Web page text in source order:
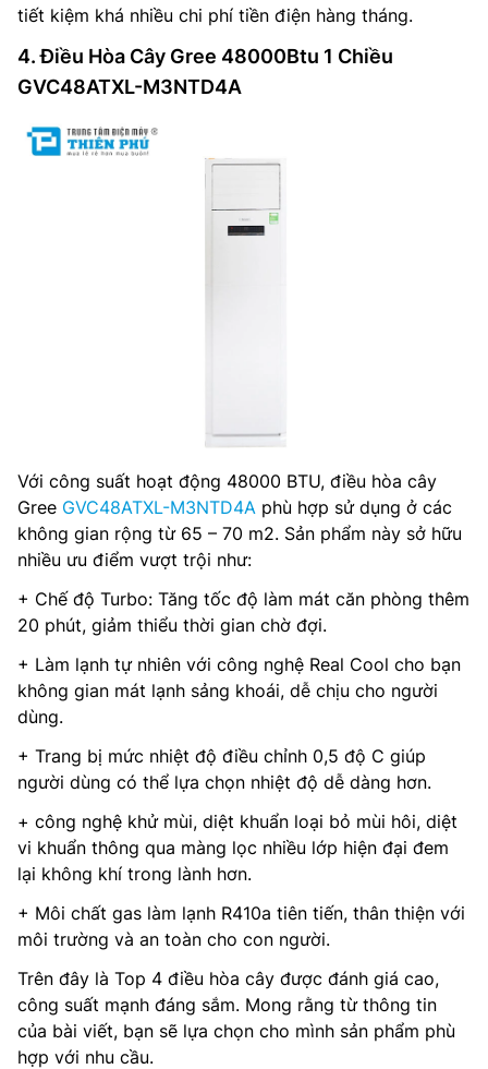
tiết kiệm khá nhiều chi phí tiền điện hàng tháng.
4. Điều Hòa Cây Gree 48000Btu 1 Chiều
GVC48ATXL-M3NTD4A
Với công suất hoạt động 48000 BTU, điều hòa cây
Gree GVC48ATXL-M3NTD4A phù hợp sử dụng ở các
không gian rộng từ 65 – 70 m2. Sản phẩm này sở hữu
nhiều ưu điểm vượt trội như:
+ Chế độ Turbo: Tăng tốc độ làm mát căn phòng thêm
20 phút, giảm thiểu thời gian chờ đợi.
+ Làm lạnh tự nhiên với công nghệ Real Cool cho bạn
không gian mát lạnh sảng khoái, dễ chịu cho người
dùng.
+ Trang bị mức nhiệt độ điều chỉnh 0,5 độ C giúp
người dùng có thể lựa chọn nhiệt độ dễ dàng hơn.
+ công nghệ khử mùi, diệt khuẩn loại bỏ mùi hôi, diệt
vi khuẩn thông qua màng lọc nhiều lớp hiện đại đem
lại không khí trong lành hơn.
+ Môi chất gas làm lạnh R410a tiên tiến, thân thiện với
môi trường và an toàn cho con người.
Trên đây là Top 4 điều hòa cây được đánh giá cao,
công suất mạnh đáng sắm. Mong rằng từ thông tin
của bài viết, bạn sẽ lựa chọn cho mình sản phẩm phù
hợp với nhu cầu.